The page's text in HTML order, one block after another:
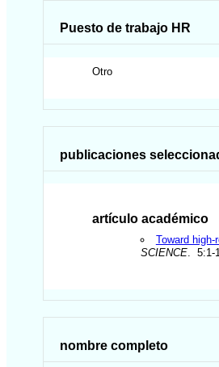
Puesto de trabajo HR
Otro
publicaciones
artículo académico
Toward
SCIENCE . 5:1-
nombre completo